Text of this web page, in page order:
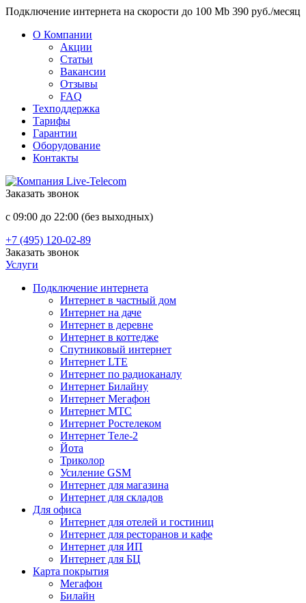
Подключение интернета на скорости до 100 Mb 390 руб./месяц
О Компании
Акции
Статьи
Вакансии
Отзывы
FAQ
Техподдержка
Тарифы
Гарантии
Оборудование
Контакты
Заказать звонок
с 09:00 до 22:00 (без выходных)
+7 (495) 120-02-89
Заказать звонок
Услуги
Подключение интернета
Интернет в частный дом
Интернет на даче
Интернет в деревне
Интернет в коттедже
Спутниковый интернет
Интернет LTE
Интернет по радиоканалу
Интернет Билайну
Интернет Мегафон
Интернет МТС
Интернет Ростелеком
Интернет Теле-2
Йота
Триколор
Усиление GSM
Интернет для магазина
Интернет для складов
Для офиса
Интернет для отелей и гостиниц
Интернет для ресторанов и кафе
Интернет для ИП
Интернет для БЦ
Карта покрытия
Мегафон
Билайн